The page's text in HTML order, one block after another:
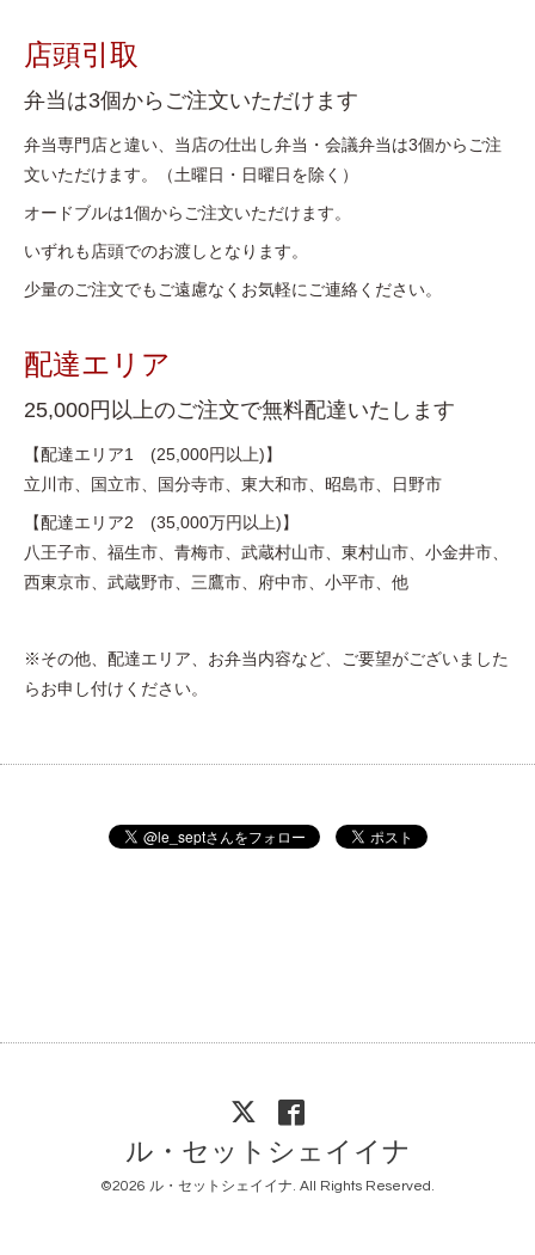
店頭引取
弁当は3個からご注文いただけます
弁当専門店と違い、当店の仕出し弁当・会議弁当は3個からご注
文いただけます。（土曜日・日曜日を除く）
オードブルは1個からご注文いただけます。
いずれも店頭でのお渡しとなります。
少量のご注文でもご遠慮なくお気軽にご連絡ください。
配達エリア
25,000円以上のご注文で無料配達いたします
【配達エリア1 (25,000円以上)】
立川市、国立市、国分寺市、東大和市、昭島市、日野市
【配達エリア2 (35,000万円以上)】
八王子市、福生市、青梅市、武蔵村山市、東村山市、小金井市、
西東京市、武蔵野市、三鷹市、府中市、小平市、他
※その他、配達エリア、お弁当内容など、ご要望がございました
らお申し付けください。
ル・セットシェイイナ
©2026 ル・セットシェイイナ. All Rights Reserved.